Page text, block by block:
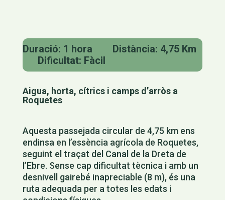
Duració: 1 hora Distància: 4,75 Km
Dificultat: Fàcil
Aigua, horta, cítrics i camps d’arròs a
Roquetes
Aquesta passejada circular de 4,75 km ens
endinsa en l’essència agrícola de Roquetes,
seguint el traçat del Canal de la Dreta de
l’Ebre. Sense cap dificultat tècnica i amb un
desnivell gairebé inapreciable (8 m), és una
ruta adequada per a totes les edats i